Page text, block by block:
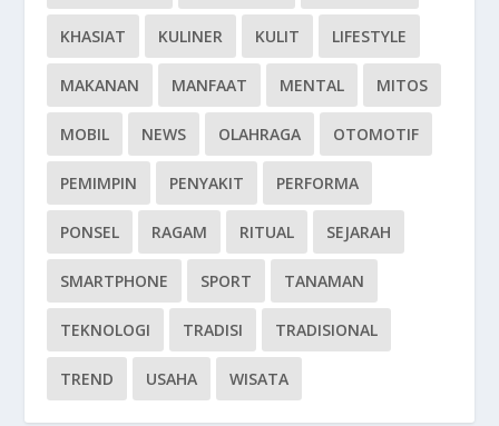
KHASIAT KULINER KULIT LIFESTYLE
MAKANAN MANFAAT MENTAL MITOS
MOBIL NEWS OLAHRAGA OTOMOTIF
PEMIMPIN PENYAKIT PERFORMA
PONSEL RAGAM RITUAL SEJARAH
SMARTPHONE SPORT TANAMAN
TEKNOLOGI TRADISI TRADISIONAL
TREND USAHA WISATA